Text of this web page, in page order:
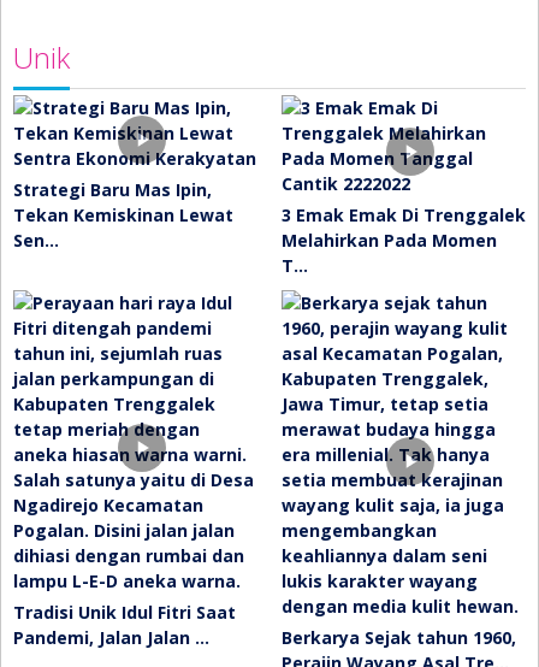
Unik
Strategi Baru Mas Ipin,
Tekan Kemiskinan Lewat
Sen…
3 Emak Emak Di Trenggalek
Melahirkan Pada Momen
T…
Tradisi Unik Idul Fitri Saat
Pandemi, Jalan Jalan …
Berkarya Sejak tahun 1960,